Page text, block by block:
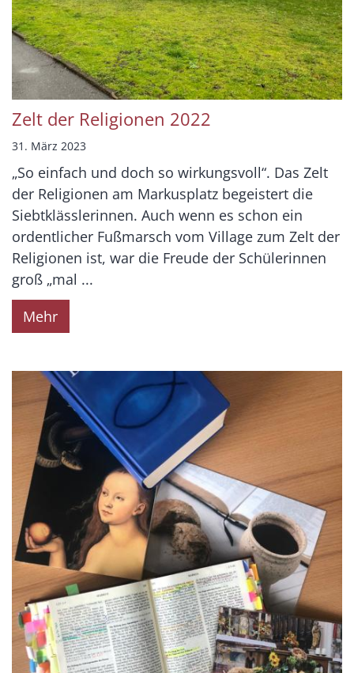
Zelt der Religionen 2022
31. März 2023
„So einfach und doch so wirkungsvoll“. Das Zelt
der Religionen am Markusplatz begeistert die
Siebtklässlerinnen. Auch wenn es schon ein
ordentlicher Fußmarsch vom Village zum Zelt der
Religionen ist, war die Freude der Schülerinnen
groß „mal ...
Mehr